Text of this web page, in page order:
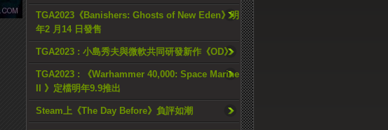
TGA2023《Banishers: Ghosts of New Eden》明
年2 月14 日發售
TGA2023 : 小島秀夫與微軟共同研發新作《OD》
TGA2023 : 《Warhammer 40,000: Space Marine
II 》定檔明年9.9推出
Steam上《The Day Before》負評如潮